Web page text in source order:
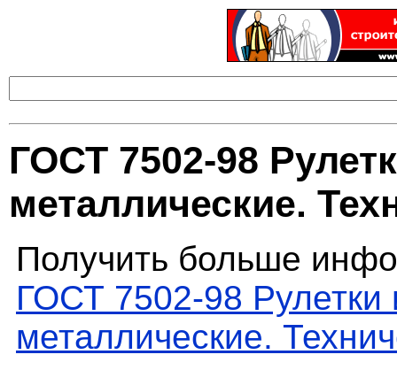
ГОСТ 7502-98
металлические.
Получить больше
ГОСТ 7502-98 Рулетки
металлические.